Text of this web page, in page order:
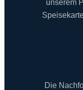
unserem
Die